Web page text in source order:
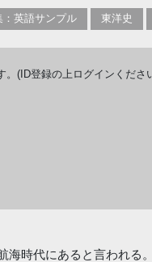
：英語サンプル 東洋史
(ID登録の上ログインくださ
海時代にあると言われる